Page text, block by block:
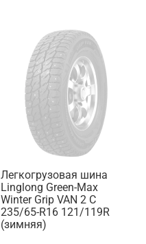
Легкогрузовая шина
Linglong Green-Max
Winter Grip VAN 2 C
235/65-R16 121/119R
(зимняя)